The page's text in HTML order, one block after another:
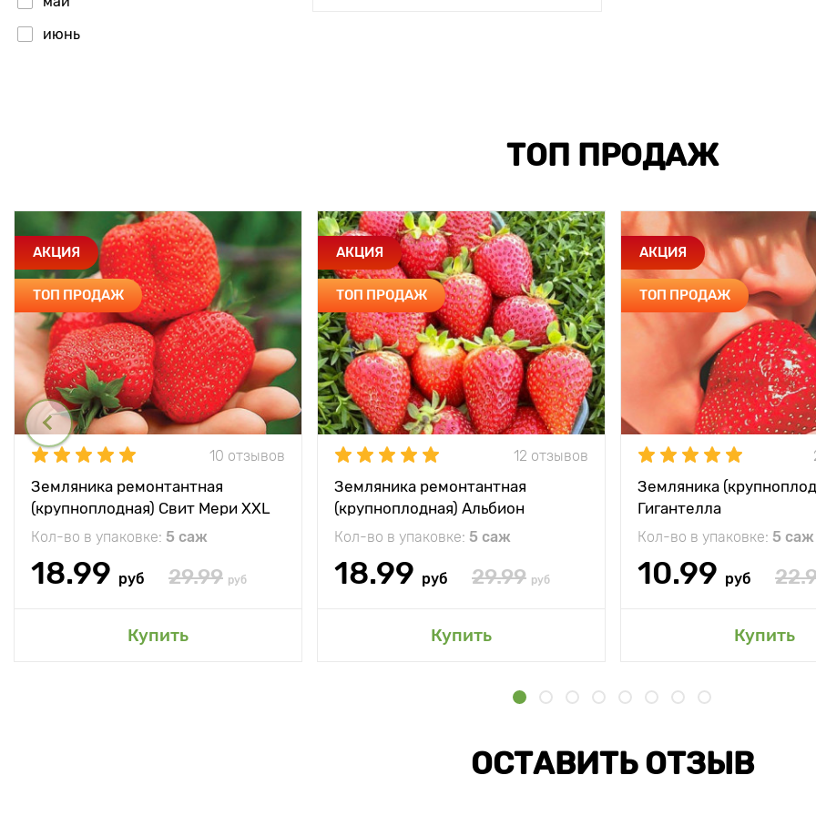
июнь
ТОП ПРОДАЖ
АКЦИЯ
ТОП ПРОДАЖ
10 отзывов
Земляника ремонтантная
(крупноплодная) Свит Мери XXL
Кол-во в упаковке: 5 саж
18.99 руб 29.99 руб
Купить
АКЦИЯ
ТОП ПРОДАЖ
12 отзывов
Земляника ремонтантная
(крупноплодная) Альбион
Кол-во в упаковке: 5 саж
18.99 руб 29.99 руб
Купить
АКЦИЯ
ТОП ПРОДАЖ
Земляника
Гигантелла
Кол-во в упаковке: 5 саж
10.99 руб
Купить
ОСТАВИТЬ ОТЗЫВ